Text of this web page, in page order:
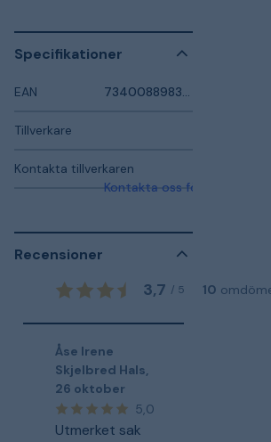
Specifikationer
EAN 7340088983011
Tillverkare
Kontakta tillverkaren
Kontakta oss för mer
Recensioner
3,7 / 5 10
Åse Irene
Skjelbred Hals,
26 oktober
5,0
Utmerket sak